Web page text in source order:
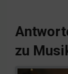
zu